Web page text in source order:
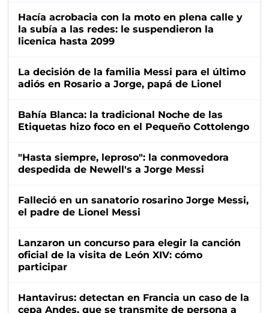
Hacía acrobacia con la moto en plena calle y
la subía a las redes: le suspendieron la
licenica hasta 2099
La decisión de la familia Messi para el último
adiós en Rosario a Jorge, papá de Lionel
Bahía Blanca: la tradicional Noche de las
Etiquetas hizo foco en el Pequeño Cottolengo
"Hasta siempre, leproso": la conmovedora
despedida de Newell's a Jorge Messi
Falleció en un sanatorio rosarino Jorge Messi,
el padre de Lionel Messi
Lanzaron un concurso para elegir la canción
oficial de la visita de León XIV: cómo
participar
Hantavirus: detectan en Francia un caso de la
cepa Andes, que se transmite de persona a